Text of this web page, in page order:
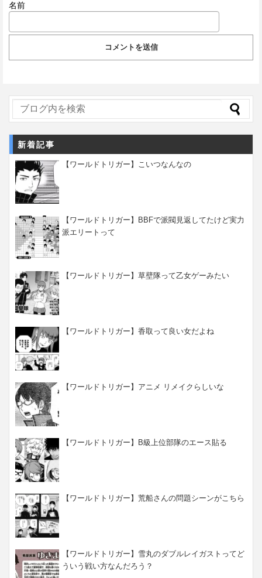
名前
新着記事
【ワールドトリガー】こいつなんなの
【ワールドトリガー】BBFで派閥見返してたけど実力
派エリートって
【ワールドトリガー】草壁隊って乙女ゲーみたい
【ワールドトリガー】香取って良い女だよね
【ワールドトリガー】アニメ リメイクらしいな
【ワールドトリガー】B級上位部隊のエース貼る
【ワールドトリガー】荒船さんの問題シーンがこちら
【ワールドトリガー】雪丸のダブルレイガストってど
ういう戦い方なんだろう？